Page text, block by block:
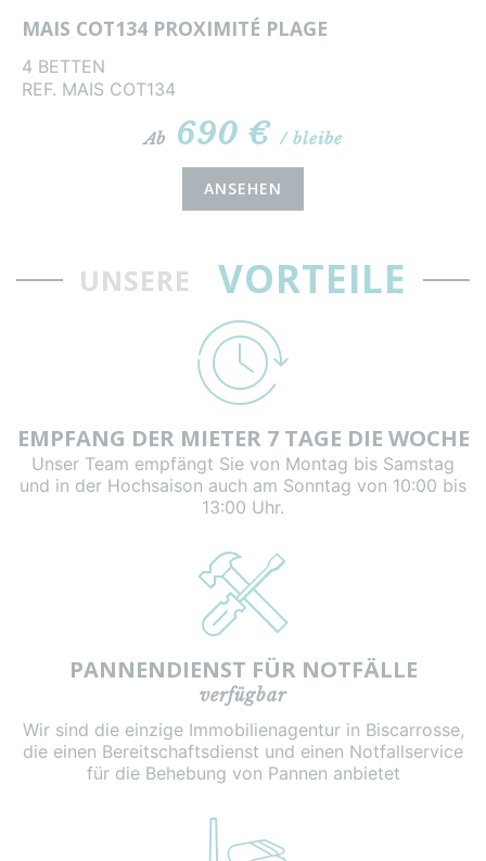
MAIS COT134 PROXIMITÉ PLAGE
4 BETTEN
REF. MAIS COT134
Ab 690 €/ bleibe
ANSEHEN
UNSERE VORTEILE
EMPFANG DER MIETER 7 TAGE DIE WOCHE
Unser Team empfängt Sie von Montag bis Samstag
und in der Hochsaison auch am Sonntag von 10:00 bis
13:00 Uhr.
PANNENDIENST FÜR NOTFÄLLE
verfügbar
Wir sind die einzige Immobilienagentur in Biscarrosse,
die einen Bereitschaftsdienst und einen Notfallservice
für die Behebung von Pannen anbietet